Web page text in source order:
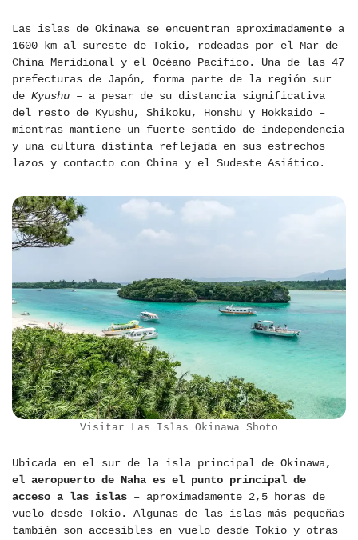
Las islas de Okinawa se encuentran aproximadamente a
1600 km al sureste de Tokio, rodeadas por el Mar de
China Meridional y el Océano Pacífico. Una de las 47
prefecturas de Japón, forma parte de la región sur
de Kyushu – a pesar de su distancia significativa
del resto de Kyushu, Shikoku, Honshu y Hokkaido –
mientras mantiene un fuerte sentido de independencia
y una cultura distinta reflejada en sus estrechos
lazos y contacto con China y el Sudeste Asiático.
Visitar Las Islas Okinawa Shoto
Ubicada en el sur de la isla principal de Okinawa,
el aeropuerto de Naha es el punto principal de
acceso a las islas – aproximadamente 2,5 horas de
vuelo desde Tokio. Algunas de las islas más pequeñas
también son accesibles en vuelo desde Tokio y otras